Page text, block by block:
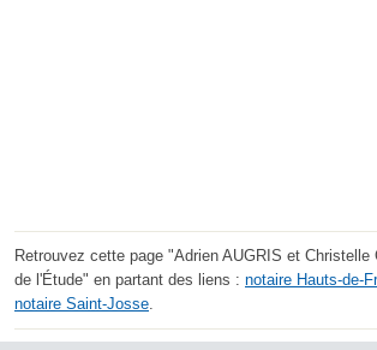
Retrouvez cette page "Adrien AUGRIS et Christelle
de l'Étude" en partant des liens : notaire Hauts-de-
notaire Saint-Josse.